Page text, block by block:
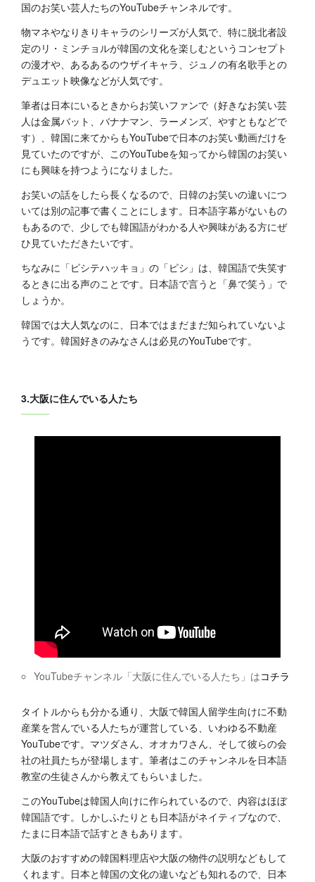
国のお笑い芸人たちのYouTubeチャンネルです。
物マネやなりきりキャラのシリーズが人気で、特に脱北者設
定のリ・ミンチョルが韓国の文化を楽しむというコンセプト
の漫才や、あるあるのウザイキャラ、ジュノの有名歌手との
デュエット映像などが人気です。
筆者は日本にいるときからお笑いファンで（好きなお笑い芸
人は金属バット、バナナマン、ラーメンズ、やすともなどで
す）、韓国に来てからもYouTubeで日本のお笑い動画だけを
見ていたのですが、このYouTubeを知ってから韓国のお笑い
にも興味を持つようになりました。
お笑いの話をしたら長くなるので、日韓のお笑いの違いにつ
いては別の記事で書くことにします。日本語字幕がないもの
もあるので、少しでも韓国語がわかる人や興味がある方にぜ
ひ見ていただきたいです。
ちなみに「ピシテハッキョ」の「ピシ」は、韓国語で失笑す
るときに出る声のことです。日本語で言うと「鼻で笑う」で
しょうか。
韓国では大人気なのに、日本ではまだまだ知られていないよ
うです。韓国好きのみなさんは必見のYouTubeです。
3.大阪に住んでいる人たち
YouTubeチャンネル「大阪に住んでいる人たち」はコチラ
タイトルからも分かる通り、大阪で韓国人留学生向けに不動
産業を営んでいる人たちが運営している、いわゆる不動産
YouTubeです。マツダさん、オオカワさん、そして彼らの会
社の社員たちが登場します。筆者はこのチャンネルを日本語
教室の生徒さんから教えてもらいました。
このYouTubeは韓国人向けに作られているので、内容はほぼ
韓国語です。しかしふたりとも日本語がネイティブなので、
たまに日本語で話すときもあります。
大阪のおすすめの韓国料理店や大阪の物件の説明などもして
くれます。日本と韓国の文化の違いなども知れるので、日本